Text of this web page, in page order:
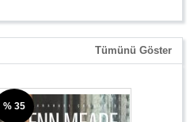
Tümünü Göster
% 35